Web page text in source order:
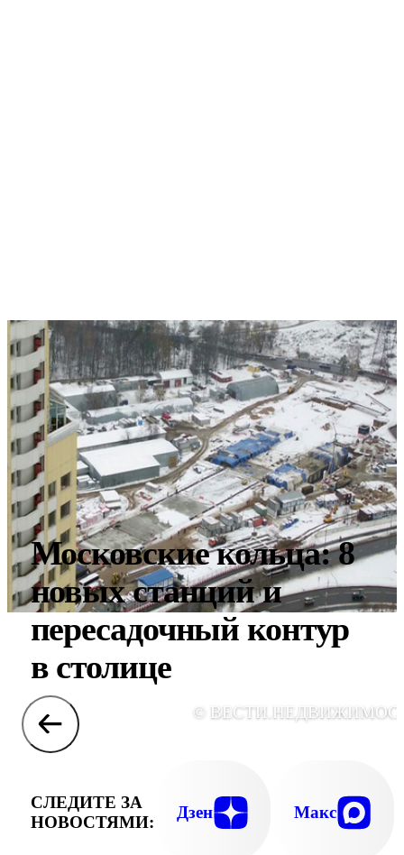
Московские кольца: 8
новых станций и
пересадочный контур
в столице
©
СЛЕДИТЕ ЗА
НОВОСТЯМИ:
Дзен Макс